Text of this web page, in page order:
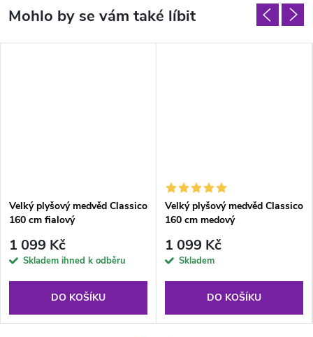
Velký plyšový medvěd Classico
160 cm fialový
1 099 Kč
Skladem ihned k odběru
DO KOŠÍKU
Velký plyšový medvěd Classico
160 cm medový
1 099 Kč
Skladem
DO KOŠÍKU